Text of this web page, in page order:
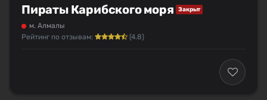
Пираты Карибского моря Закрыт
м. Алмалы
Рейтинг по отзывам:
(4.8)